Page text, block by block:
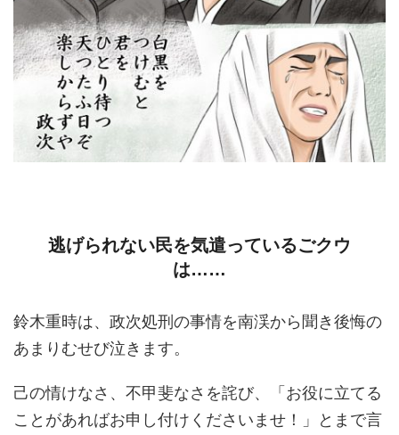
逃げられない民を気遣っているごクウ
は……
鈴木重時は、政次処刑の事情を南渓から聞き後悔の
あまりむせび泣きます。
己の情けなさ、不甲斐なさを詫び、「お役に立てる
ことがあればお申し付けくださいませ！」とまで言